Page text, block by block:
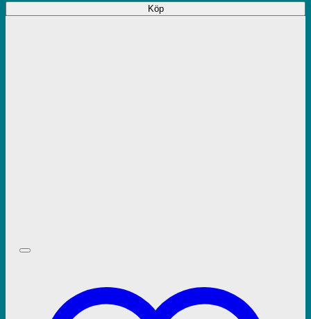
Köp